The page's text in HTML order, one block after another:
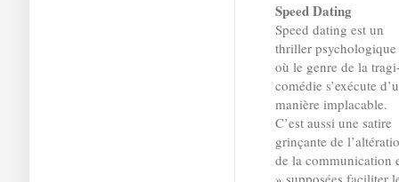
Speed Dating
Speed dating est un
thriller psychologique
où le genre de la
comédie s’exécute
manière implacable.
C’est aussi une satire
grinçante de
de la communication
» supposées faciliter